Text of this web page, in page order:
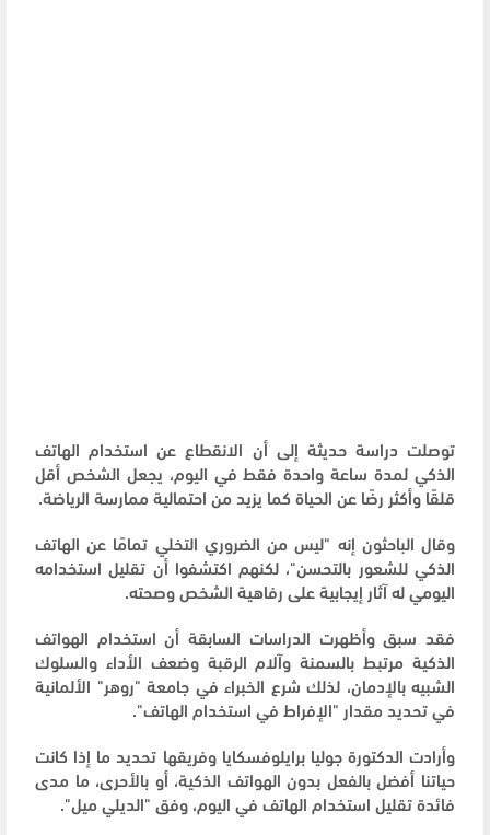
توصلت دراسة حديثة إلى أن الانقطاع عن استخدام الهاتف
الذكي لمدة ساعة واحدة فقط في اليوم، يجعل الشخص أقل
قلقًا وأكثر رضًا عن الحياة كما يزيد من احتمالية ممارسة الرياضة.
وقال الباحثون إنه "ليس من الضروري التخلي تمامًا عن الهاتف
الذكي للشعور بالتحسن"، لكنهم اكتشفوا أن تقليل استخدامه
اليومي له آثار إيجابية على رفاهية الشخص وصحته.
فقد سبق وأظهرت الدراسات السابقة أن استخدام الهواتف
الذكية مرتبط بالسمنة وآلام الرقبة وضعف الأداء والسلوك
الشبيه بالإدمان، لذلك شرع الخبراء في جامعة "روهر" الألمانية
في تحديد مقدار "الإفراط في استخدام الهاتف".
وأرادت الدكتورة جوليا برايلوفسكايا وفريقها تحديد ما إذا كانت
حياتنا أفضل بالفعل بدون الهواتف الذكية، أو بالأحرى، ما مدى
فائدة تقليل استخدام الهاتف في اليوم، وفق "الديلي ميل".